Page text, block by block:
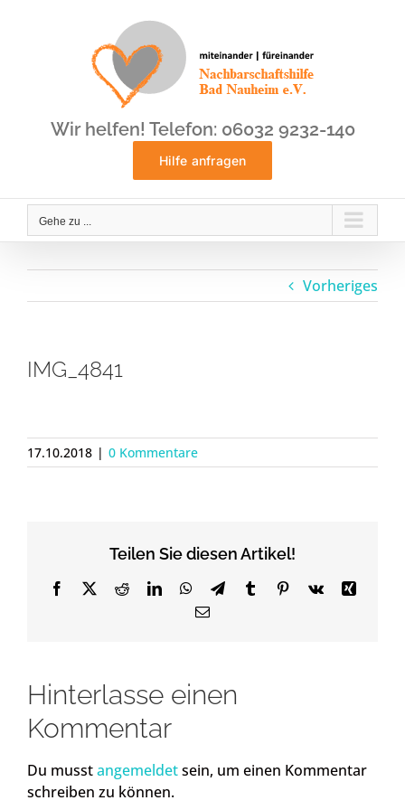
Wir helfen! Telefon: 06032 9232-140
Hilfe anfragen
Gehe zu ...
Vorheriges
IMG_4841
17.10.2018 | 0 Kommentare
Teilen Sie diesen Artikel!
Facebook
X RedditLinkedInWhatsApp
TelegramTumblrPinterest
Vk
Xing
Email
Hinterlasse einen
Kommentar
Du musstangemeldetsein, um einen Kommentar
schreiben zu können.